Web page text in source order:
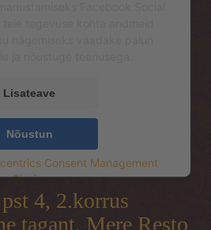
Lisateave
Nõustun
Consent Management
Platform
4, 2.korrus
tagant, Mere Resto